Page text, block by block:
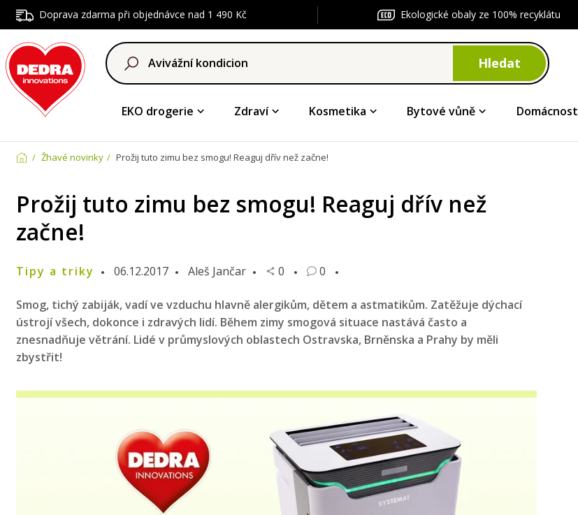
Doprava zdarma při objednávce nad 1 490 Kč Ekologické obaly ze 100% recyklátu
Hledat
EKO drogerie Zdraví Kosmetika Bytové vůně Domácnost
Žhavé novinky Prožij tuto zimu bez smogu! Reaguj dřív než začne!
Prožij tuto zimu bez smogu! Reaguj dřív než
začne!
Tipy a triky 06.12.2017 Aleš Jančar 0 0
Smog, tichý zabiják, vadí ve vzduchu hlavně alergikům, dětem a astmatikům. Zatěžuje dýchací
ústrojí všech, dokonce i zdravých lidí. Během zimy smogová situace nastává často a
znesnadňuje větrání. Lidé v průmyslových oblastech Ostravska, Brněnska a Prahy by měli
zbystřit!